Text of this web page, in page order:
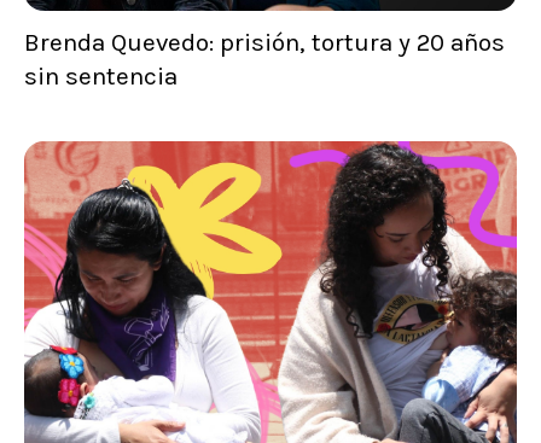
Brenda Quevedo: prisión, tortura y 20 años
sin sentencia